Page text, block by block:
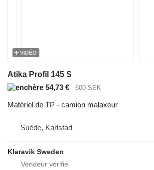
VIDÉO
Atika Profil 145 S
54,73 €
600 SEK
Matériel de TP - camion malaxeur
Suède, Karlstad
Klaravik Sweden